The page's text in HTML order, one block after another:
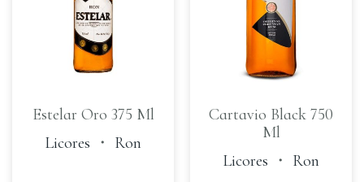
Estelar Oro 375 Ml
Licores ・ Ron
Cartavio Black 750
Ml
Licores ・ Ron